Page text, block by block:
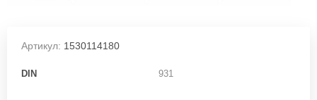
Артикул: 1530114180
DIN 931